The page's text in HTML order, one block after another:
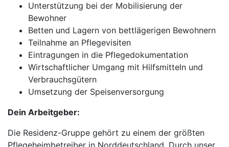
Unterstützung bei der Mobilisierung der
Bewohner
Betten und Lagern von bettlägerigen Bewohnern
Teilnahme an Pflegevisiten
Eintragungen in die Pflegedokumentation
Wirtschaftlicher Umgang mit Hilfsmitteln und
Verbrauchsgütern
Umsetzung der Speisenversorgung
Dein Arbeitgeber:
Die Residenz-Gruppe gehört zu einem der größten
Pflegeheimbetreiber in Norddeutschland. Durch unser